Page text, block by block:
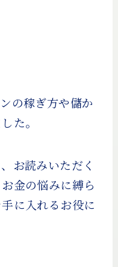
の稼ぎ方や儲か
た。
お読みいただく
金の悩みに縛ら
に入れるお役に